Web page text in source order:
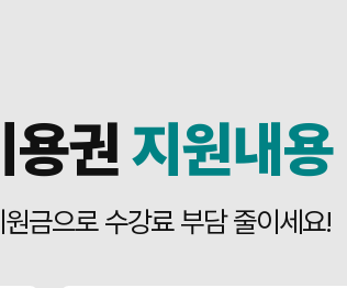
용권지원내용
금으로 수강료 부담 줄이세요!